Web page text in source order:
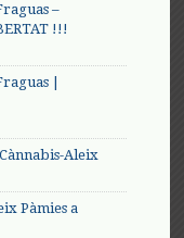
–
!!!
|
Aleix
Pàmies a